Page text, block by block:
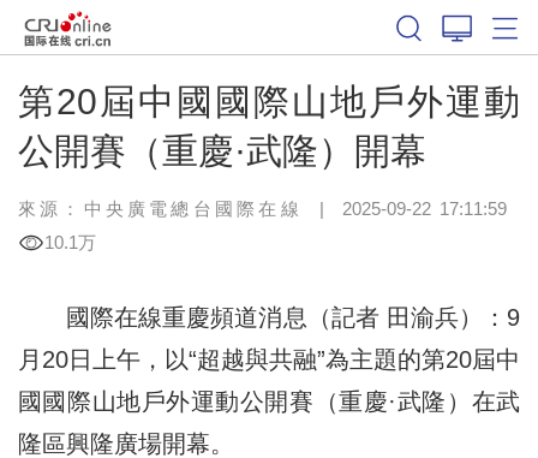
第20屆中國國際山地戶外運動
公開賽（重慶·武隆）開幕
來源：中央廣電總台國際在線 | 2025-09-22 17:11:59
10.1万
國際在線重慶頻道消息（記者 田渝兵）：9
月20日上午，以“超越與共融”為主題的第20屆中
國國際山地戶外運動公開賽（重慶·武隆）在武
隆區興隆廣場開幕。